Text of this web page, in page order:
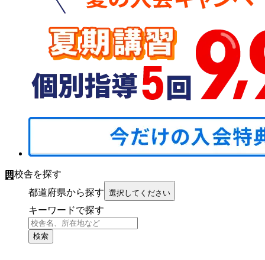
校舎を探す
都道府県から探す 選択してください
キーワードで探す
検索